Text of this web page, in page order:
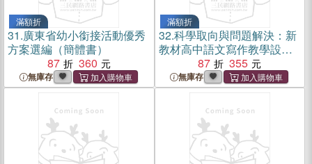
滿額折
31.廣東省幼小銜接活動優秀
方案選編（簡體書）
87
360
無庫存
滿額折
32.科學取向與問題解決：新
教材高中語文寫作教學設計
(選擇性必修)（簡體書）
87 355
無庫存